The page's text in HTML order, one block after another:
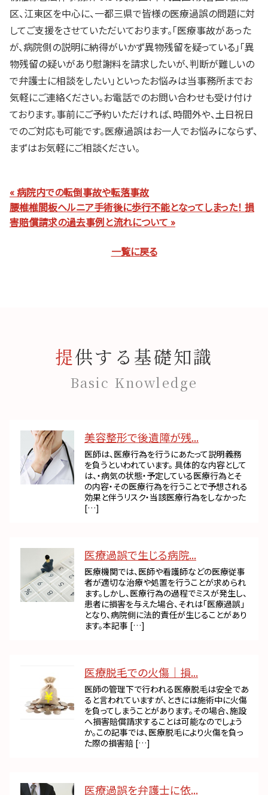
区、江東区を中心に、一都三県で皆様の医療過誤の問題に対
してご支援をさせていただいております。「医療事故があった
が、病院側の説明に納得がいかず異物残留を疑っている」「異
物残留の疑いがあり慰謝料を請求したいが、判断が難しいの
で弁護士に相談をしたい」といったお悩みは当事務所までお
気軽にご連絡ください。お電話でのお問い合わせも受け付け
ております。事前にご予約いただければ、時間外や、土日祝日
でのご対応も可能です。医療過誤はお一人でお悩みにならず、
まずはお気軽にご相談ください。
« 病院内での転倒事故や転落事故
腰椎椎間板ヘルニア手術後に歩行不能となってしまった！ 損
害賠償請求の過去事例と流れについて »
一覧に戻る
提供する基礎知識
Basic Knowledge
美容整形で後遺障が残...
医師は、医療行為を行うにあたって説明義務
を負うといわれています。 具体的な内容として
は、・病気の状態・予定している医療行為とそ
の内容・その医療行為を行うことで予想される
効果と伴うリスク・当該医療行為をしなかった
[…]
医療過誤で生じる病院...
医療機関では、医師や看護師などの医療従事
者が適切な治療や処置を行うことが求められ
ます。しかし、医療行為の過程でミスが発生し、
患者に損害を与えた場合、それは「医療過誤」
となり、病院側に法的責任が生じることがあり
ます。本記事 […]
医療脱毛での火傷｜損...
医師の管理下で行われる医療脱毛は安全であ
ると言われていますが、ときには施術中に火傷
を負ってしまうことがあります。その場合、施設
へ損害賠償請求することは可能なのでしょう
か。この記事では、医療脱毛により火傷を負っ
た際の損害賠 […]
医療過誤を弁護士に依...